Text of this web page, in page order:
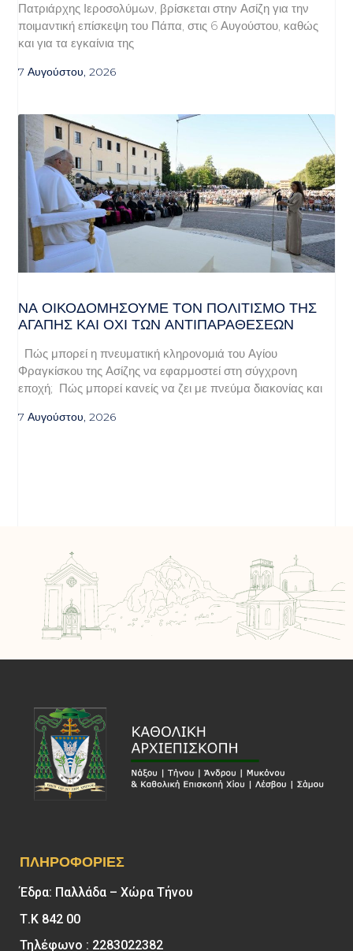
Πατριάρχης Ιεροσολύμων, βρίσκεται στην Ασίζη για την
ποιμαντική επίσκεψη του Πάπα, στις 6 Αυγούστου, καθώς
και για τα εγκαίνια της
7 Αυγούστου, 2026
ΝΑ ΟΙΚΟΔΟΜΉΣΟΥΜΕ ΤΟΝ ΠΟΛΙΤΙΣΜΌ ΤΗΣ
ΑΓΆΠΗΣ ΚΑΙ ΌΧΙ ΤΩΝ ΑΝΤΙΠΑΡΑΘΈΣΕΩΝ
Πώς μπορεί η πνευματική κληρονομιά του Αγίου
Φραγκίσκου της Ασίζης να εφαρμοστεί στη σύγχρονη
εποχή; Πώς μπορεί κανείς να ζει με πνεύμα διακονίας και
7 Αυγούστου, 2026
ΠΛΗΡΟΦΟΡΊΕΣ
Έδρα: Παλλάδα – Χώρα Τήνου
Τ.Κ 842 00
Τηλέφωνο : 2283022382